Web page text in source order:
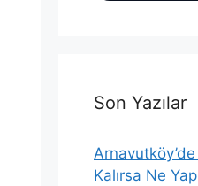
Son Yazılar
Arnavutköy’de
Kalırsa Ne